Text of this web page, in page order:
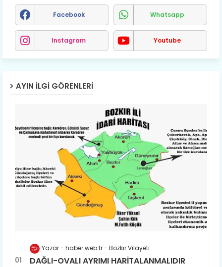
Facebook Whatsapp
Instagram Youtube
AYIN İLGI GÖRENLERI
Yazar - haber.web.tr Bozkır Vilayeti
DAĞLI-OVALI AYRIMI HARİTALANMALIDIR